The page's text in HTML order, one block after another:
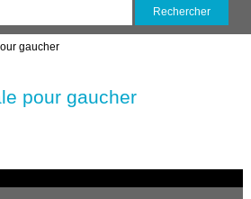
gaucher
pour gaucher